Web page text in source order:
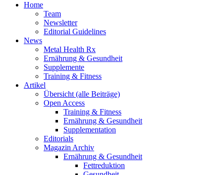
Home
Team
Newsletter
Editorial Guidelines
News
Metal Health Rx
Ernährung & Gesundheit
Supplemente
Training & Fitness
Artikel
Übersicht (alle Beiträge)
Open Access
Training & Fitness
Ernährung & Gesundheit
Supplementation
Editorials
Magazin Archiv
Ernährung & Gesundheit
Fettreduktion